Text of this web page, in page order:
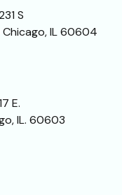
S
IL 60604
E.
IL. 60603